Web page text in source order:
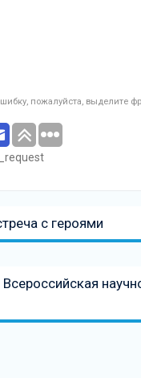
пожалуйста, выделите
с героями
Всероссийская